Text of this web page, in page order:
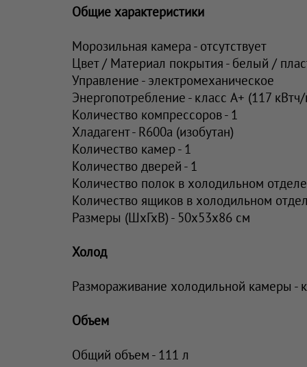
Общие характеристики
Морозильная камера - отсутствует
Цвет / Материал покрытия - белый /
Управление - электромеханическое
Энергопотребление - класс A+ (117 кВтч/
Количество компрессоров - 1
Хладагент - R600a (изобутан)
Количество камер - 1
Количество дверей - 1
Количество полок в холодильном
Количество ящиков в холодильном
Размеры (ШхГхВ) - 50х53х86 см
Холод
Размораживание холодильной камеры -
Объем
Общий объем - 111 л